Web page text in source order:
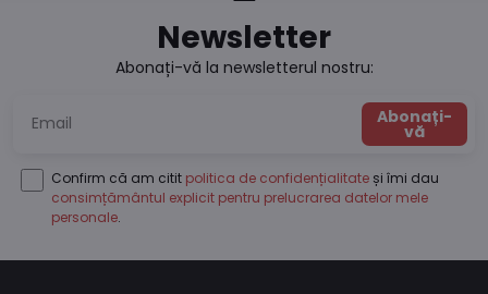
Newsletter
Abonați-vă la newsletterul nostru:
Abonați-
vă
Confirm că am citit politica de confidențialitate și îmi dau
consimțământul explicit pentru prelucrarea datelor mele
personale.